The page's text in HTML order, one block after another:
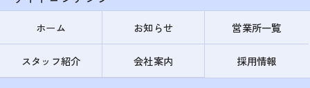
ホーム お知らせ 営業所一覧
スタッフ紹介 会社案内 採用情報